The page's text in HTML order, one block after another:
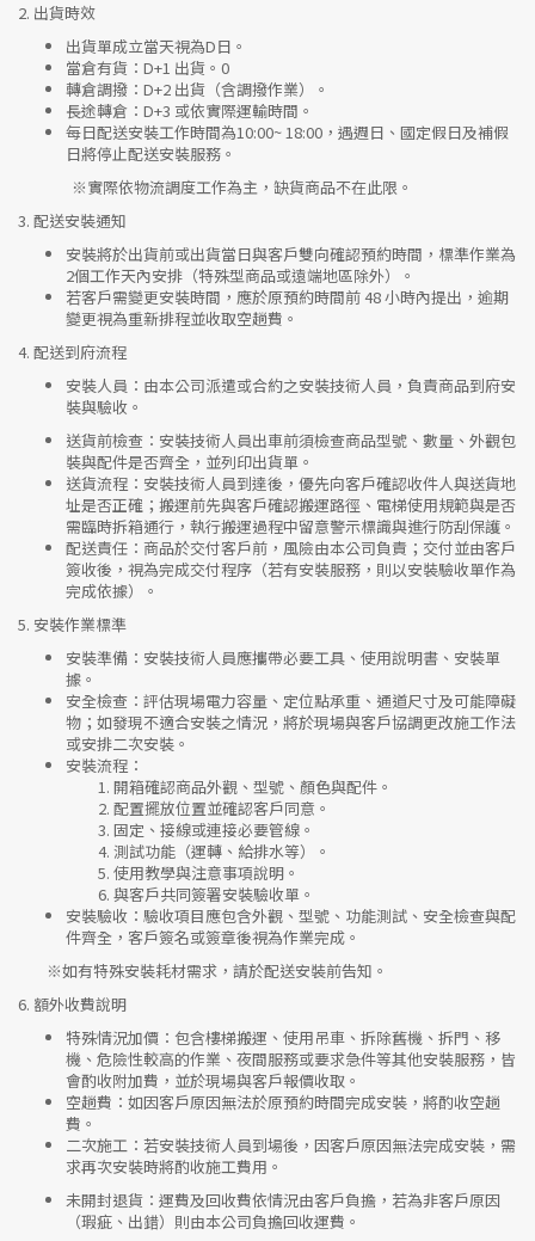
2. 出貨時效
出貨單成立當天視為D日。
當倉有貨： D+1 出貨。0
轉倉調撥： D+2 出貨（含調撥作業）。
長途轉倉： D+3 或依實際運輸時間。
每日配送安裝工作時間為10:00~ 18:00，遇週日、國定假日及補假
日將停止配送安裝服務。
※實際依物流調度工作為主，缺貨商品不在此限。
3. 配送安裝通知
安裝將於出貨前或出貨當日與客戶雙向確認預約時間，標準作業為
2個工作天內安排（特殊型商品或遠端地區除外）。
若客戶需變更安裝時間，應於原預約時間前 48 小時內提出，逾期
變更視為重新排程並收取空趟費。
4. 配送到府流程
安裝人員 ：由本公司派遣或合約之安裝技術人員，負責商品到府安
裝與驗收。
送貨前檢查 ：安裝技術人員出車前須檢查商品型號、數量、外觀包
裝與配件是否齊全，並列印出貨單。
送貨流程 ：安裝技術人員到達後，優先向客戶確認收件人與送貨地
址是否正確；搬運前先與客戶確認搬運路徑、電梯使用規範與是否
需臨時拆箱通行，執行搬運過程中留意警示標識與進行防刮保護。
配送責任 ：商品於交付客戶前，風險由本公司負責；交付並由客戶
簽收後，視為完成交付程序（若有安裝服務，則以安裝驗收單作為
完成依據）。
5. 安裝作業標準
安裝準備 ：安裝技術人員應攜帶必要工具、使用說明書、安裝單
據。
安全檢查 ：評估現場電力容量、定位點承重、通道尺寸及可能障礙
物；如發現不適合安裝之情況，將於現場與客戶協調更改施工作法
或安排二次安裝。
安裝流程 ：
開箱確認商品外觀、型號、顏色與配件。
配置擺放位置並確認客戶同意。
固定、接線或連接必要管線。
測試功能（運轉、給排水等）。
使用教學與注意事項說明。
與客戶共同簽署安裝驗收單。
安裝驗收 ：驗收項目應包含外觀、型號、功能測試、安全檢查與配
件齊全，客戶簽名或簽章後視為作業完成。
※如有特殊安裝耗材需求，請於配送安裝前告知。
6. 額外收費說明
特殊情況加價 ：包含樓梯搬運、使用吊車、拆除舊機、拆門、移
機、危險性較高的作業、夜間服務或要求急件等其他安裝服務，皆
會酌收附加費，並於現場與客戶報價收取。
空趟費 ：如因客戶原因無法於原預約時間完成安裝，將酌收空趟
費。
二次施工 ：若安裝技術人員到場後，因客戶原因無法完成安裝，需
求再次安裝時將酌收施工費用。
未開封退貨 ：運費及回收費依情況由客戶負擔，若為非客戶原因
（瑕疵、出錯）則由本公司負擔回收運費。